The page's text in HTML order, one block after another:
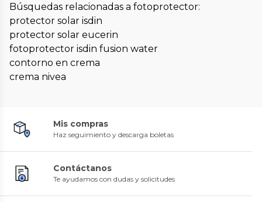
Búsquedas relacionadas a fotoprotector:
protector solar isdin
protector solar eucerin
fotoprotector isdin fusion water
contorno en crema
crema nivea
Mis compras
Haz seguimiento y descarga boletas
Contáctanos
Te ayudamos con dudas y solicitudes